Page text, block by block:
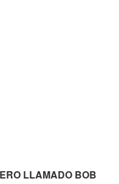
LLAMADO BOB